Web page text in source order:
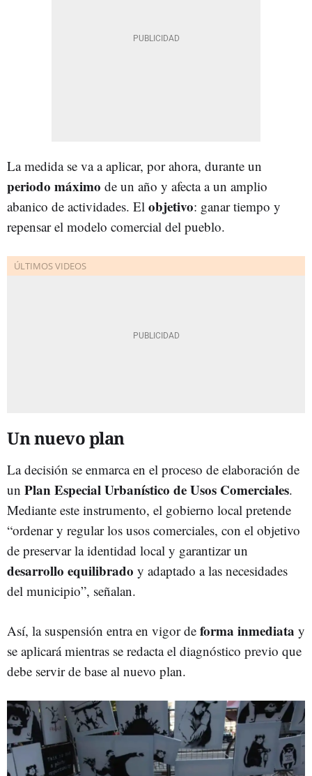
La medida se va a aplicar, por ahora, durante un
periodo máximo de un año y afecta a un amplio
abanico de actividades. El objetivo: ganar tiempo y
repensar el modelo comercial del pueblo.
Un nuevo plan
La decisión se enmarca en el proceso de elaboración de
un Plan Especial Urbanístico de Usos Comerciales.
Mediante este instrumento, el gobierno local pretende
“ordenar y regular los usos comerciales, con el objetivo
de preservar la identidad local y garantizar un
desarrollo equilibrado y adaptado a las necesidades
del municipio”, señalan.
Así, la suspensión entra en vigor de forma inmediata y
se aplicará mientras se redacta el diagnóstico previo que
debe servir de base al nuevo plan.